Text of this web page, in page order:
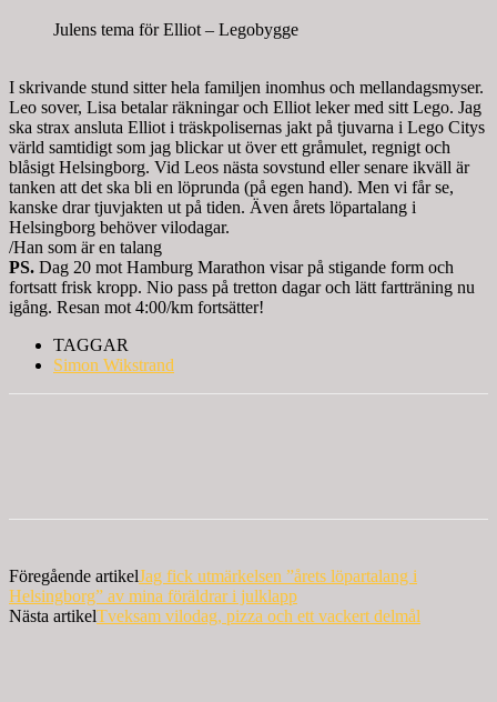
Julens tema för Elliot – Legobygge
I skrivande stund sitter hela familjen inomhus och mellandagsmyser.
Leo sover, Lisa betalar räkningar och Elliot leker med sitt Lego. Jag
ska strax ansluta Elliot i träskpolisernas jakt på tjuvarna i Lego Citys
värld samtidigt som jag blickar ut över ett gråmulet, regnigt och
blåsigt Helsingborg. Vid Leos nästa sovstund eller senare ikväll är
tanken att det ska bli en löprunda (på egen hand). Men vi får se,
kanske drar tjuvjakten ut på tiden. Även årets löpartalang i
Helsingborg behöver vilodagar.
/Han som är en talang
PS. Dag 20 mot Hamburg Marathon visar på stigande form och
fortsatt frisk kropp. Nio pass på tretton dagar och lätt fartträning nu
igång. Resan mot 4:00/km fortsätter!
TAGGAR
Simon Wikstrand
Föregående artikelJag fick utmärkelsen ”årets löpartalang i
Helsingborg” av mina föräldrar i julklapp
Nästa artikelTveksam vilodag, pizza och ett vackert delmål